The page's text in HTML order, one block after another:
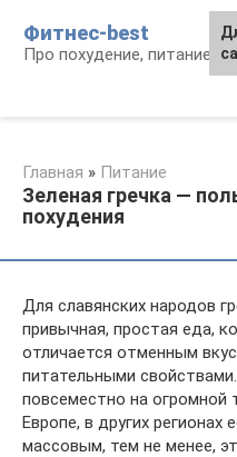
контенту
Фитнес-best
Про похудение, питание и
Главная » Питание
Зеленая гречка —
похудения
Для славянских народов
привычная, простая еда,
отличается отменным
питательными
повсеместно на огромной
Европе, в других
массовым, тем не менее,